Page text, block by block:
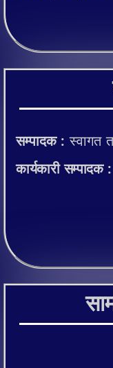
सम्पादक :स्वागत
कार्यकारी सम्पादक